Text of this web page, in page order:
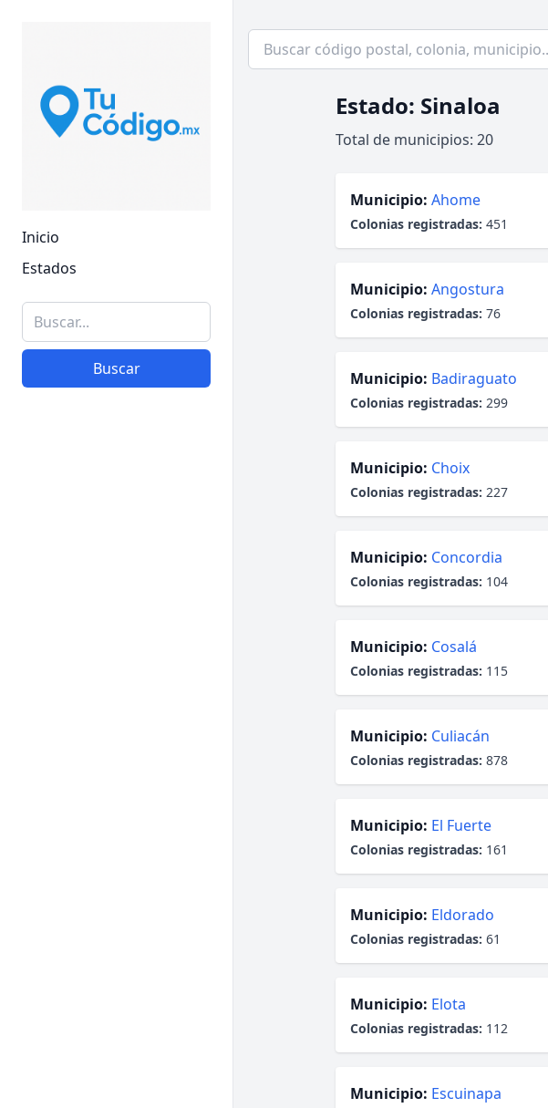
Inicio
Estados
Buscar
Estado: Sinaloa
Total de municipios: 20
Municipio: Ahome
Colonias registradas: 451
Municipio: Angostura
Colonias registradas: 76
Municipio: Badiraguato
Colonias registradas: 299
Municipio: Choix
Colonias registradas: 227
Municipio: Concordia
Colonias registradas: 104
Municipio: Cosalá
Colonias registradas: 115
Municipio: Culiacán
Colonias registradas: 878
Municipio: El Fuerte
Colonias registradas: 161
Municipio: Eldorado
Colonias registradas: 61
Municipio: Elota
Colonias registradas: 112
Municipio: Escuinapa